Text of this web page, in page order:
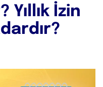
Yıllık İzin